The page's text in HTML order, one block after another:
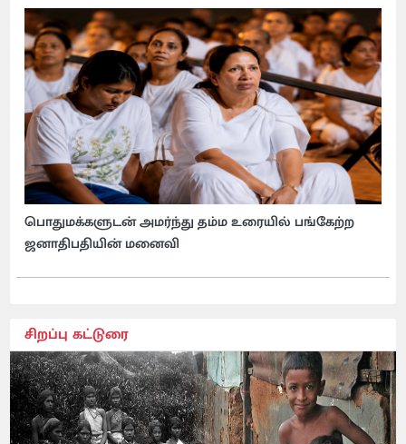
பொதுமக்களுடன் அமர்ந்து தம்ம உரையில் பங்கேற்ற
ஜனாதிபதியின் மனைவி
சிறப்பு கட்டுரை